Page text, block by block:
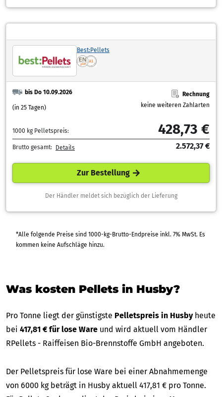
Best:Pellets
bis Do 10.09.2026
(in 25 Tagen)
Rechnung
keine weiteren Zahlarten
1000 kg Pelletspreis: 428,73 €
Brutto gesamt: Details 2.572,37 €
Zur Bestellung
Der Händler meldet sich bezüglich der Lieferung
*Alle folgende Preise sind 1000-kg-Brutto-Endpreise inkl. 7% MwSt. Es
kommen keine Aufschläge hinzu.
Was kosten Pellets in Husby?
Pro Tonne liegt der günstigste Pelletspreis in Husby heute
bei 417,81 € für lose Ware und wird aktuell vom Händler
RPellets - Raiffeisen Bio-Brennstoffe GmbH angeboten.
Der Pelletspreis für lose Ware bei einer Abnahmemenge
von 6000 kg beträgt in Husby aktuell 417,81 € pro Tonne.